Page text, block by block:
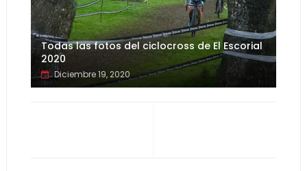
Todas las fotos del ciclocross de El Escorial
2020
Diciembre 19, 2020